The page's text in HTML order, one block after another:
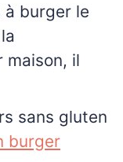
à burger le
maison, il
sans gluten
burger